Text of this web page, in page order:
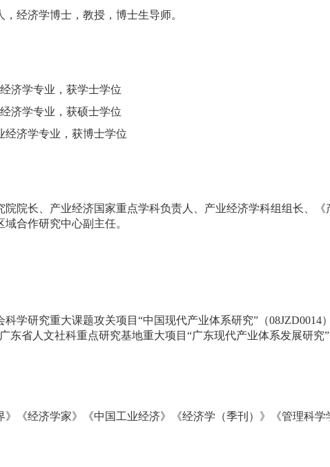
，经济学博士，教授，博士生导师。
济学专业，获学士学位
济学专业，获硕士学位
经济学专业，获博士学位
院院长、产业经济国家重点学科负责人、产业经济学科组组长、
合作研究中心副主任。
学研究重大课题攻关项目 “中国现代产业体系研究” （08JZD0014
东省人文社科重点研究基地重大项目 “广东现代产业体系发展研究”
》《经济学家》《中国工业经济》《经济学（季刊）》《管理科